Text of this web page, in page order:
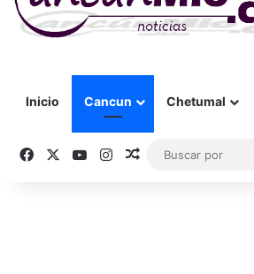
Inicio Cancun Chetumal
FacebookYouTubeInstagram
Publicación al